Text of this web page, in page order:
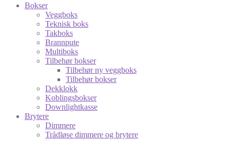
Bokser
Veggboks
Teknisk boks
Takboks
Brannpute
Multiboks
Tilbehør bokser
Tilbehør ny veggboks
Tilbehør bokser
Dekklokk
Koblingsbokser
Downlightkasse
Brytere
Dimmere
Trådløse dimmere og brytere